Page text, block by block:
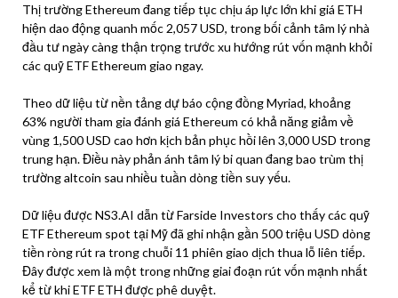
Thị trường Ethereum đang tiếp tục chịu áp lực lớn khi giá ETH
hiện dao động quanh mốc 2,057 USD, trong bối cảnh tâm lý nhà
đầu tư ngày càng thận trọng trước xu hướng rút vốn mạnh khỏi
các quỹ ETF Ethereum giao ngay.
Theo dữ liệu từ nền tảng dự báo cộng đồng Myriad, khoảng
63% người tham gia đánh giá Ethereum có khả năng giảm về
vùng 1,500 USD cao hơn kịch bản phục hồi lên 3,000 USD trong
trung hạn. Điều này phản ánh tâm lý bi quan đang bao trùm thị
trường altcoin sau nhiều tuần dòng tiền suy yếu.
Dữ liệu được NS3.AI dẫn từ Farside Investors cho thấy các quỹ
ETF Ethereum spot tại Mỹ đã ghi nhận gần 500 triệu USD dòng
tiền ròng rút ra trong chuỗi 11 phiên giao dịch thua lỗ liên tiếp.
Đây được xem là một trong những giai đoạn rút vốn mạnh nhất
kể từ khi ETF ETH được phê duyệt.